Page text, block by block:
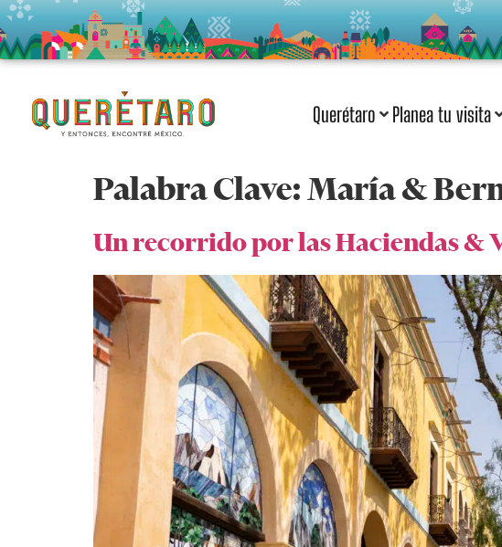
Querétaro Planea tu visita
Palabra Clave:María &
Un recorrido por las Haciendas &